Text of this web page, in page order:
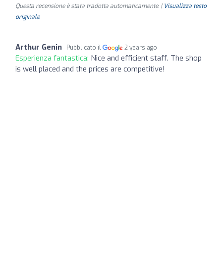
Questa recensione è stata tradotta automaticamente. | Visualizza testo
originale
Arthur Genin Pubblicato il 2 years ago
Esperienza fantastica: Nice and efficient staff. The shop
is well placed and the prices are competitive!